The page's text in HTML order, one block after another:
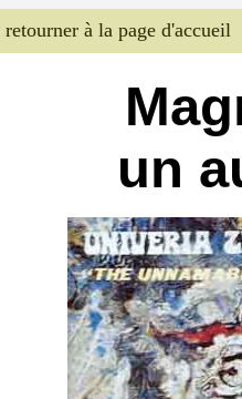
retourner à la page d'accueil
un